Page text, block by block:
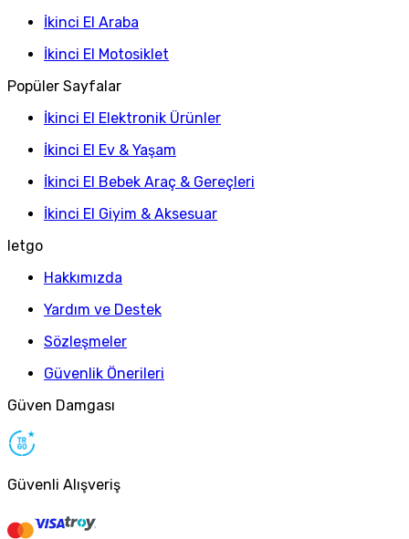
İkinci El Araba
İkinci El Motosiklet
Popüler Sayfalar
İkinci El Elektronik Ürünler
İkinci El Ev & Yaşam
İkinci El Bebek Araç & Gereçleri
İkinci El Giyim & Aksesuar
letgo
Hakkımızda
Yardım ve Destek
Sözleşmeler
Güvenlik Önerileri
Güven Damgası
Güvenli Alışveriş